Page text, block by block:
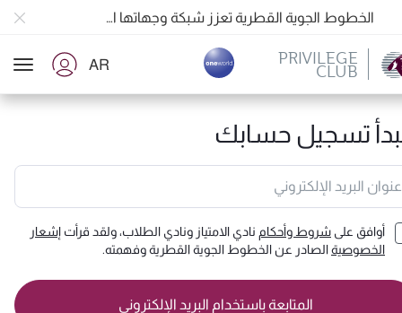
PRIVILEGE
CLUB
AR
تسجيل حسابك
عنوان البريد الإلكتروني
أوافق على شروط وأحكام نادي الامتياز ونادي الطلاب، ولقد قرأت إشعار
الخصوصيةالصادر عن الخطوط الجوية القطرية وفهمته.
المتابعة باستخدام البريد الإلكتروني